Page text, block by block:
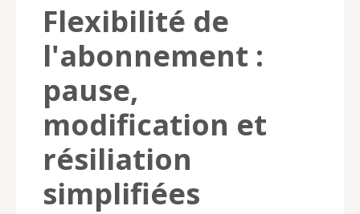
Flexibilité de
l'abonnement :
pause,
modification et
résiliation
simplifiées